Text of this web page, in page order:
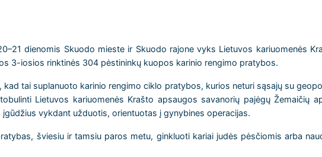
dienomis Skuodo mieste ir Skuodo rajone vyks Lietuvos kariuomenės
3-iosios rinktinės 304 pėstininkų kuopos karinio rengimo pratybos.
kad tai suplanuoto karinio rengimo ciklo pratybos, kurios neturi sąsajų su
Lietuvos kariuomenės Krašto apsaugos savanorių pajėgų Žemaičių
vykdant užduotis, orientuotas į gynybines operacijas.
šviesiu ir tamsiu paros metu, ginkluoti kariai judės pėsčiomis arba